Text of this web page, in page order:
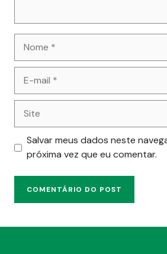
mail
Salvar meus dados neste
próxima vez que eu comentar.